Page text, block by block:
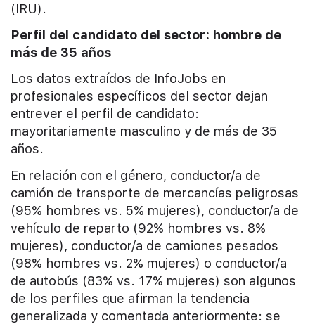
(IRU).
Perfil del candidato del sector: hombre de
más de 35 años
Los datos extraídos de InfoJobs en
profesionales específicos del sector dejan
entrever el perfil de candidato:
mayoritariamente masculino y de más de 35
años.
En relación con el género, conductor/a de
camión de transporte de mercancías peligrosas
(95% hombres vs. 5% mujeres), conductor/a de
vehículo de reparto (92% hombres vs. 8%
mujeres), conductor/a de camiones pesados
(98% hombres vs. 2% mujeres) o conductor/a
de autobús (83% vs. 17% mujeres) son algunos
de los perfiles que afirman la tendencia
generalizada y comentada anteriormente: se